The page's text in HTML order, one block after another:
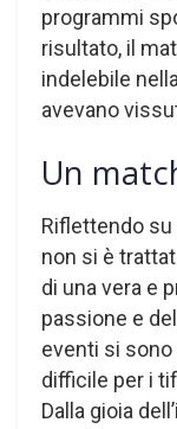
programmi
risultato, il
indelebile
avevano
Un
Riflettendo
non si è
di una vera e
passione e
eventi si
difficile per i
Dalla gioia